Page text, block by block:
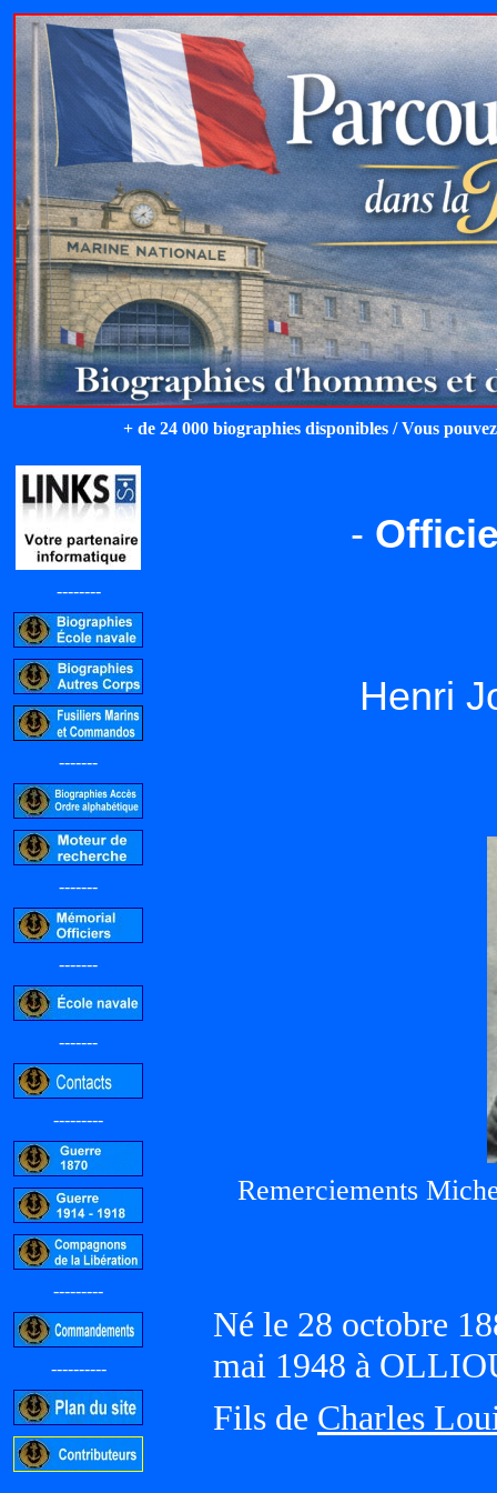
+ de 24 000 biographies disponibles / Vous
--------
-------
-------
-------
-------
---------
---------
----------
-
Henri
Remerciements
Né le 28 octobre
mai 1948 à
Fils de Charles